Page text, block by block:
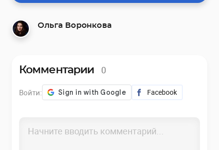
Ольга Воронкова
Комментарии 0
Войти: Facebook